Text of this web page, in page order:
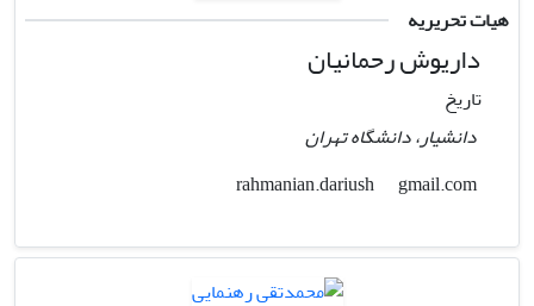
هیات تحریریه
داریوش رحمانیان
تاریخ
دانشیار، دانشگاه تهران
gmail.com